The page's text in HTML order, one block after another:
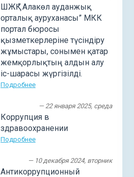
ШЖҚ “ Алакөл ауданжық
орталық ауруханасы” МКК
портал бюросы
қызметкерлеріне түсіндіру
жұмыстары, сонымен қатар
жемқорлықтың алдын алу
іс-шарасы жүргізілді.
Подробнее
— 22 января 2025, среда
Коррупция в
здравоохранении
Подробнее
— 10 декабря 2024, вторник
Антикоррупционный